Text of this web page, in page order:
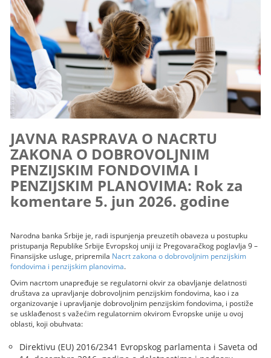
JAVNA RASPRAVA O NACRTU
ZAKONA O DOBROVOLJNIM
PENZIJSKIM FONDOVIMA I
PENZIJSKIM PLANOVIMA: Rok za
komentare 5. jun 2026. godine
Narodna banka Srbije je, radi ispunjenja preuzetih obaveza u postupku
pristupanja Republike Srbije Evropskoj uniji iz Pregovaračkog poglavlja 9 –
Finansijske usluge, pripremila Nacrt zakona o dobrovoljnim penzijskim
fondovima i penzijskim planovima.
Ovim nacrtom unapređuje se regulatorni okvir za obavljanje delatnosti
društava za upravljanje dobrovoljnim penzijskim fondovima, kao i za
organizovanje i upravljanje dobrovoljnim penzijskim fondovima, i postiže
se usklađenost s važećim regulatornim okvirom Evropske unije u ovoj
oblasti, koji obuhvata:
Direktivu (EU) 2016/2341 Evropskog parlamenta i Saveta od